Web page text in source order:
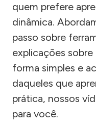
quem prefere
dinâmica.
passo sobre
explicações
forma simples e
daqueles que
prática, nossos
para você.